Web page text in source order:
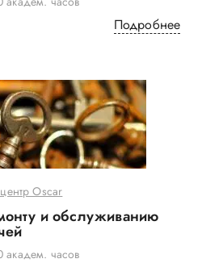
Подробнее
Oscar
и обслуживанию
академ. часов